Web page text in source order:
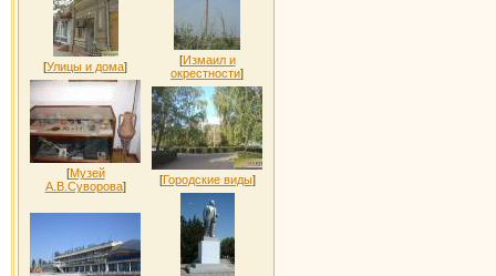
[Улицы и дома] [Измаил и
окрестности]
[Музей
А.В.Суворова] [Городские виды]